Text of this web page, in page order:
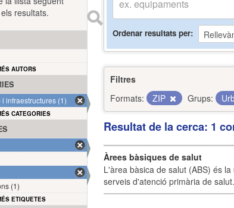
Ordenar resultats per
Filtres
Formats:
ZIP Grups:
Resultat de la cerca: 1
Àrees bàsiques de salut
L'àrea bàsica de salut (ABS) és
serveis d'atenció primària de
resultats.
AUTORS
infraestructures (1)
CATEGORIES
(1)
ETIQUETES